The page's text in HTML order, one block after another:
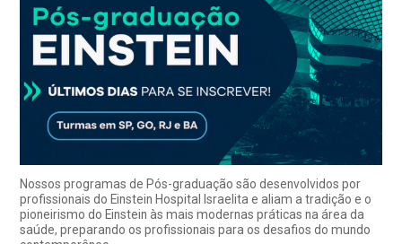
Nossos programas de Pós-graduação são desenvolvidos por
profissionais do Einstein Hospital Israelita e aliam a tradição e o
pioneirismo do Einstein às mais modernas práticas na área da
saúde, preparando os profissionais para os desafios do mundo